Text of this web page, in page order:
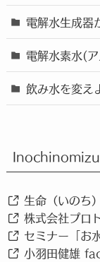
電解水生成器
電解水素水(
飲み水を変え
Inochinomizu
生命（いのち
株式会社プロ
セミナー「お
小羽田健雄